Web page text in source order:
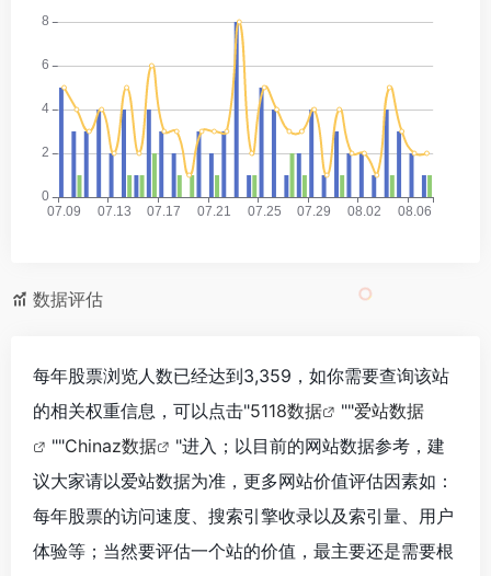
数据评估
每年股票浏览人数已经达到3,359，如你需要查询该站
的相关权重信息，可以点击"5118数据 ""爱站数据
""Chinaz数据
"进入；以目前的网站数据参考，建
议大家请以爱站数据为准，更多网站价值评估因素如：
每年股票的访问速度、搜索引擎收录以及索引量、用户
体验等；当然要评估一个站的价值，最主要还是需要根